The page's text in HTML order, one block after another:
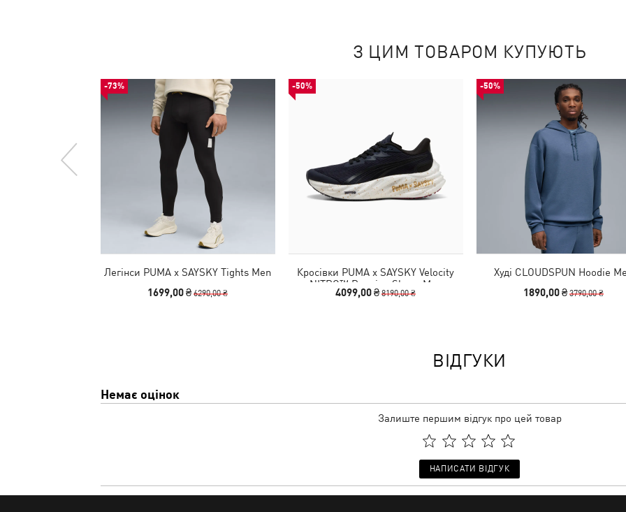
З ЦИМ ТОВАРОМ КУПУЮТЬ
-73%
Легінси PUMA x SAYSKY Tights Men
1699,00 ₴6290,00 ₴
-50%
Кросівки PUMA x SAYSKY Velocity
NITRO™ Running Shoes Men
4099,00 ₴8190,00 ₴
-50%
Худі CLOUDSPUN Hoodie
1890,00 ₴3790,00 ₴
ВІДГУКИ
Немає оцінок
Залиште першим відгук про цей товар
НАПИСАТИ ВІДГУК